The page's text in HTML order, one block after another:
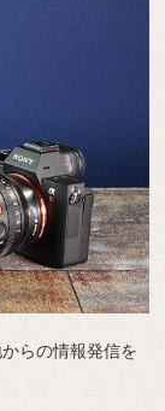
らの情報発信を